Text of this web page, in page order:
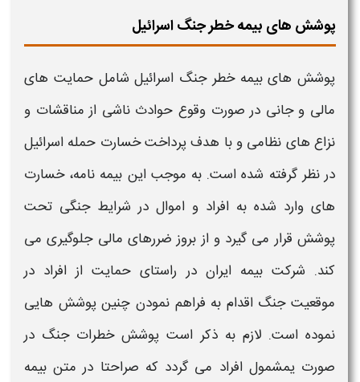
پوشش های بیمه خطر جنگ اسرائیل
پوشش‌ های بیمه خطر جنگ اسرائیل شامل حمایت‌ های
مالی و جانی در صورت وقوع حوادث ناشی از مناقشات و
نزاع‌ های نظامی و با هدفپرداخت خسارت حمله اسرائیل
در نظر گرفته شده است. به موجب این بیمه نامه، خسارت‌
های وارد شده به افراد و اموال در شرایط جنگی تحت
پوشش قرار می‌ گیرد و از بروز ضررهای مالی جلوگیری می‌
کند. شرکت بیمه ایران در راستای حمایت از افراد در
موقعیت جنگ اقدام به فراهم نمودن چنین پوشش هایی
نموده است. لازم به ذکر است پوشش خطرات جنگ در
صورت یمشمول افراد می گردد که صراحتا در متن بیمه